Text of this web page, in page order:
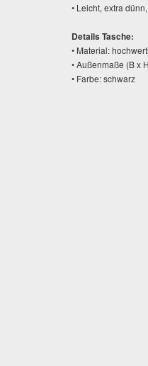
• Leicht, extra
Details Tasche:
• Material:
• Außenmaße (B x
• Farbe: schwarz